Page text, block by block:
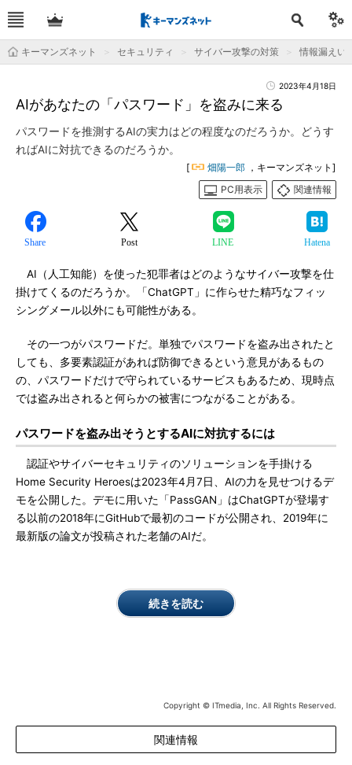
キーマンズネット セキュリティ サイバー攻撃の対策 情報漏えい
2023年4月18日
AIがあなたの「パスワード」を盗みに来る
パスワードを推測するAIの実力はどの程度なのだろうか。どうす
ればAIに対抗できるのだろうか。
[ 畑陽一郎 ，キーマンズネット]
PC用表示
関連情報
Share Post LINE Hatena
AI（人工知能）を使った犯罪者はどのようなサイバー攻撃を仕
掛けてくるのだろうか。「ChatGPT」に作らせた精巧なフィッ
シングメール以外にも可能性がある。
その一つがパスワードだ。単独でパスワードを盗み出されたと
しても、多要素認証があれば防御できるという意見があるもの
の、パスワードだけで守られているサービスもあるため、現時点
では盗み出されると何らかの被害につながることがある。
パスワードを盗み出そうとするAIに対抗するには
認証やサイバーセキュリティのソリューションを手掛ける
Home Security Heroesは2023年4月7日、AIの力を見せつけるデ
モを公開した。デモに用いた「PassGAN」はChatGPTが登場す
る以前の2018年にGitHubで最初のコードが公開され、2019年に
最新版の論文が投稿された老舗のAIだ。
続きを読む
Copyright © ITmedia, Inc. All Rights Reserved.
関連情報